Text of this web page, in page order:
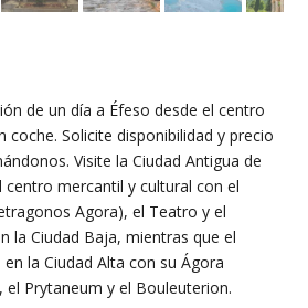
de un día a Éfeso desde el centro
coche. Solicite disponibilidad y precio
Visite la Ciudad Antigua de
centro mercantil y cultural con el
Agora), el Teatro y el
la Ciudad Baja, mientras que el
la Ciudad Alta con su Ágora
el Prytaneum y el Bouleuterion.